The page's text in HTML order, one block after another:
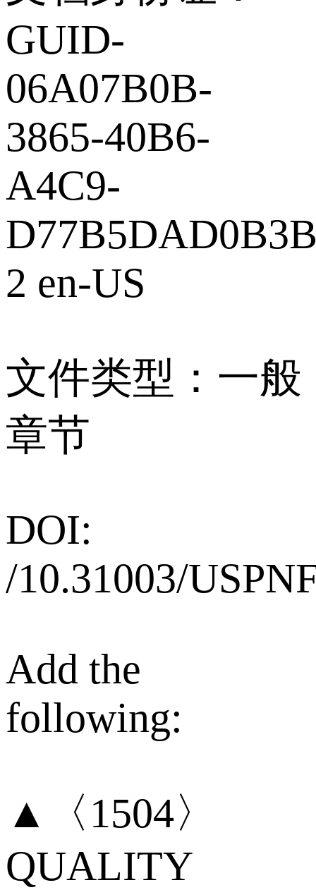
GUID-
06A07B0B-
3865-40B6-
A4C9-
2 en-US
文件类型：一般
章节
DOI:
/10.31003/
Add the
following:
▲〈1504〉
QUALITY